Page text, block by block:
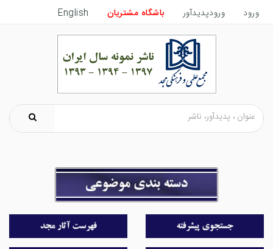
ورود ورودپدیدآور باشگاه مشتریان English